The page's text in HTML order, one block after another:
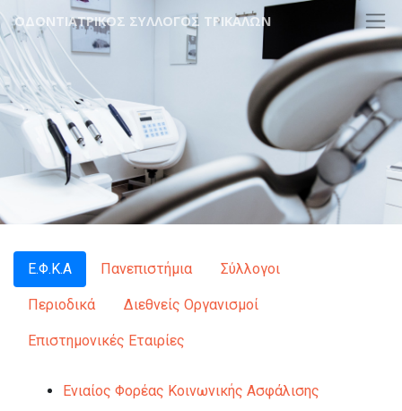
ΟΔΟΝΤΙΑΤΡΙΚΟΣ ΣΥΛΛΟΓΟΣ ΤΡΙΚΑΛΩΝ
Ε.Φ.Κ.Α Πανεπιστήμια Σύλλογοι
Περιοδικά Διεθνείς Οργανισμοί
Επιστημονικές Εταιρίες
Ενιαίος Φορέας Κοινωνικής Ασφάλισης